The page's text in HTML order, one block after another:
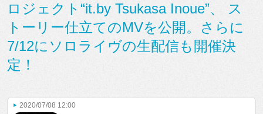
ロジェクト“it.by Tsukasa Inoue”、 ス
トーリー仕立てのMVを公開。さらに
7/12にソロライヴの生配信も開催決
定！
2020/07/08 12:00